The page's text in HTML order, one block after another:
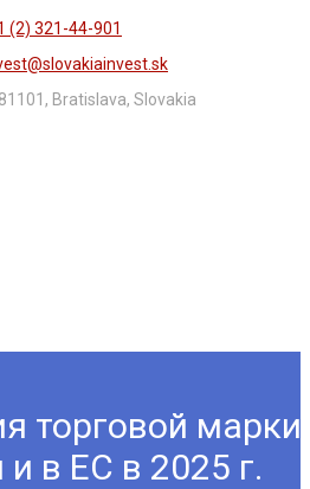
(2) 321-44-901
Bratislava, Slovakia
торговой марки
в ЕС в 2025 г.